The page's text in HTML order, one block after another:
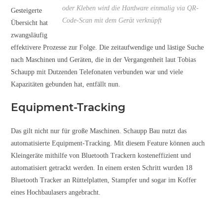
oder Kleben wird die Hardware einmalig via QR-
Code-Scan mit dem Gerät verknüpft
Gesteigerte
Übersicht hat
zwangsläufig
effektivere Prozesse zur Folge. Die zeitaufwendige und lästige Suche
nach Maschinen und Geräten, die in der Vergangenheit laut Tobias
Schaupp mit Dutzenden Telefonaten verbunden war und viele
Kapazitäten gebunden hat, entfällt nun.
Equipment-Tracking
Das gilt nicht nur für große Maschinen. Schaupp Bau nutzt das
automatisierte Equipment-Tracking. Mit diesem Feature können auch
Kleingeräte mithilfe von Bluetooth Trackern kosteneffizient und
automatisiert getrackt werden. In einem ersten Schritt wurden 18
Bluetooth Tracker an Rüttelplatten, Stampfer und sogar im Koffer
eines Hochbaulasers angebracht.